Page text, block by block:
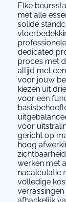
Elke
met alle
solide
dedicated
proces met
altijd met
voor jouw
kiezen uit
voor een
voor
gericht op
hoog
werken met
nacalculatie
volledige
verrassingen